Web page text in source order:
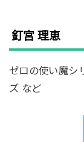
釘宮 理恵
ゼロの使い魔シ
ズ など